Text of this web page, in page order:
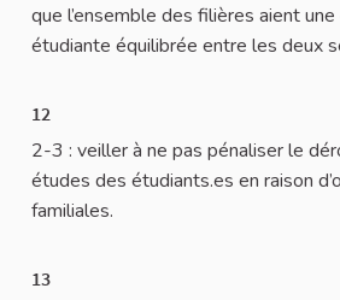
que l’ensemble des filières aient
étudiante équilibrée entre les deux
12
2-3 : veiller à ne pas pénaliser le
études des étudiants.es en raison
familiales.
13